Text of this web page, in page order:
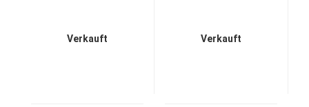
Verkauft Verkauft